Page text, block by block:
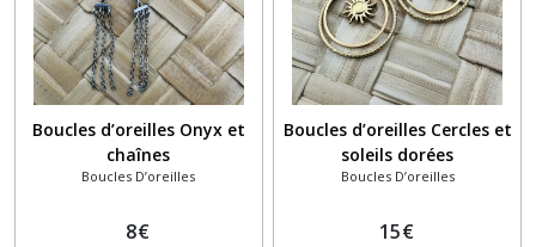
Boucles d’oreilles Onyx et
chaînes
Boucles D’oreilles
8€
Boucles d’oreilles Cercles et
soleils dorées
Boucles D’oreilles
15€